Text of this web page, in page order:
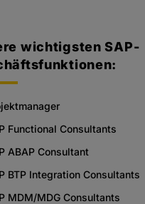
wichtigsten SAP-
Functional Consultants
ABAP Consultant
BTP Integration Consultants
MDM/MDG Consultants